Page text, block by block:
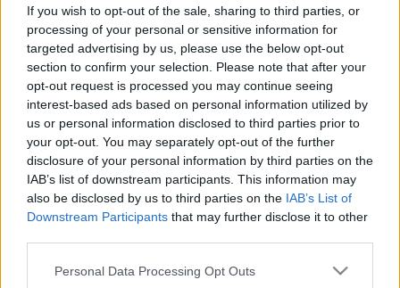
If you wish to opt-out of the sale, sharing to third parties, or
processing of your personal or sensitive information for
targeted advertising by us, please use the below opt-out
section to confirm your selection. Please note that after your
opt-out request is processed you may continue seeing
interest-based ads based on personal information utilized by
us or personal information disclosed to third parties prior to
your opt-out. You may separately opt-out of the further
disclosure of your personal information by third parties on the
IAB’s list of downstream participants. This information may
also be disclosed by us to third parties on the IAB’s List of
Downstream Participants that may further disclose it to other
Please note that this website/app uses one or more Google
Personal Data Processing Opt Outs